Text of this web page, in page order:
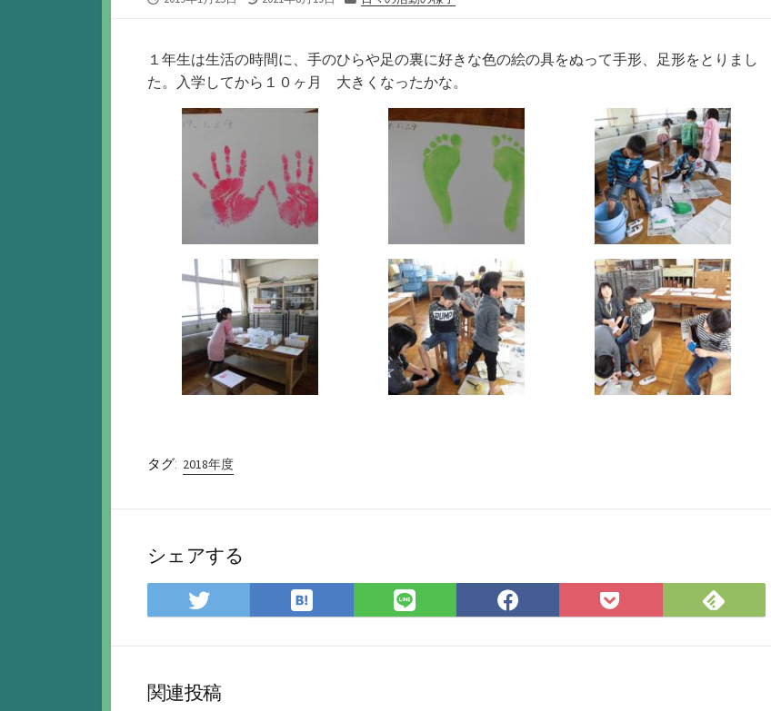
新
日
リ
ー
１年生は生活の時間に、手のひらや足の裏に好きな色の絵の具をぬって手形、足形をとりまし
た。入学してから１０ヶ月 大きくなったかな。
タグ: 2018年度
シェアする
Twitter
で
ア
は
て
LINE
で
Facebook
で
Pocket
に
Feedly
で
関連投稿